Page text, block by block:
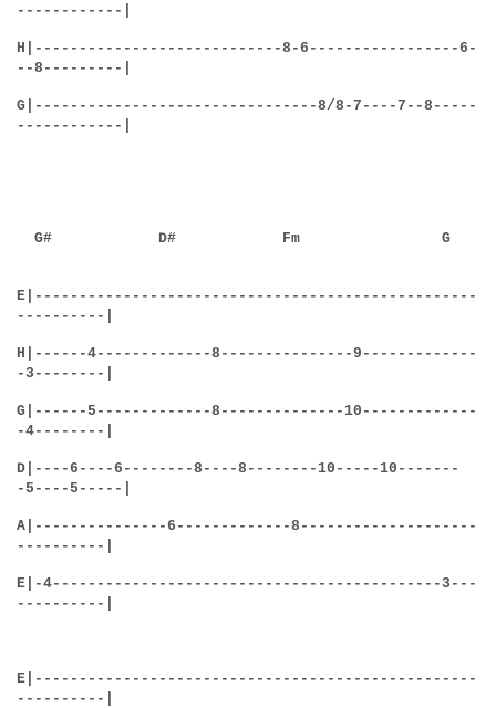
------------|
H |----------------------------8-6-----------------6-
--8---------|
G |--------------------------------8/8-7----7--8-----
------------|
G# D# Fm G
E |------------------------------ - -------------- - ----
----------|
H |------4---------- - --8-------- - ------9------- - -----
-3--------|
G |------5--------- - ---8------- - ------10------ - ------
-4--------|
D |----6----6----- - --8----8--- - ----10-----10- - -----
-5----5-----|
A |-------------- -6---------- - --8--- - ----------------
----------|
E |-4----------------- - ----------- -- -------------3---
----------|
E|--------------------------------------------------
----------|